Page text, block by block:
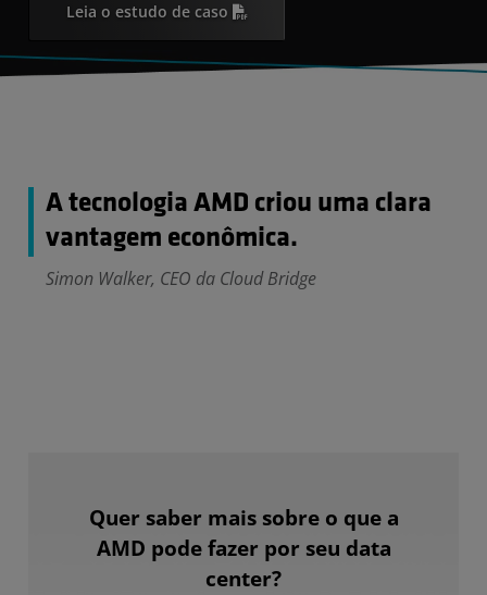
Leia o estudo de caso
A tecnologia AMD criou uma clara
vantagem econômica.
Simon Walker, CEO da Cloud Bridge
Quer saber mais sobre o que a
AMD pode fazer por seu data
center?